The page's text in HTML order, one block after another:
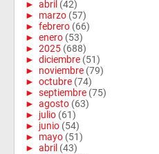
► abril (42)
► marzo (57)
► febrero (66)
► enero (53)
► 2025 (688)
► diciembre (51)
► noviembre (79)
► octubre (74)
► septiembre (75)
► agosto (63)
► julio (61)
► junio (54)
► mayo (51)
► abril (43)